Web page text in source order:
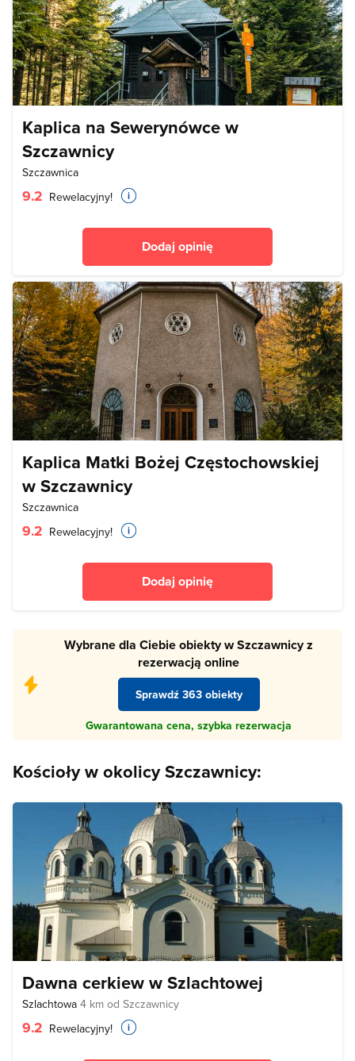
Kaplica na Sewerynówce w
Szczawnicy
Szczawnica
9.2 Rewelacyjny!
Dodaj opinię
Kaplica Matki Bożej Częstochowskiej
w Szczawnicy
Szczawnica
9.2 Rewelacyjny!
Dodaj opinię
Wybrane dla Ciebie obiekty w Szczawnicy z
rezerwacją online
Sprawdź 363 obiekty
Gwarantowana cena, szybka rezerwacja
Kościoły w okolicy Szczawnicy:
Dawna cerkiew w Szlachtowej
Szlachtowa 4 km od Szczawnicy
9.2 Rewelacyjny!